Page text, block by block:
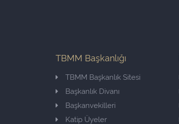
TBMM Başkanlığı
TBMM Başkanlık Sitesi
Başkanlık Divanı
Başkanvekilleri
Katip Üyeler